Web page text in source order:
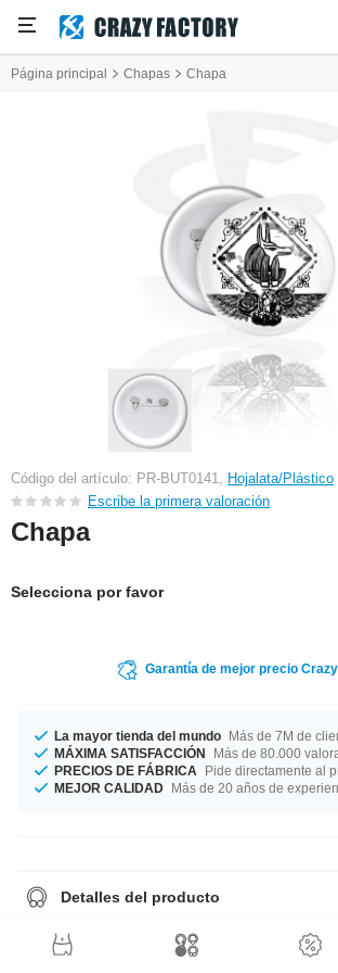
Página principal Chapas Chapa
Código del artículo: PR-BUT0141, Hojalata/Plástico
Escribe la primera valoración
Chapa
Selecciona por favor
Garantía de mejor precio Crazy
La mayor tienda del mundo Más de 7M de
MÁXIMA SATISFACCIÓN
Más de 80.000
PRECIOS DE FÁBRICA
Pide directamente al
MEJOR CALIDAD Más de 20 años de
Detalles del producto
llevarlo en donde te apetezca, por ejemplo en una
pantalones, en la mochila o en cualquier parte que